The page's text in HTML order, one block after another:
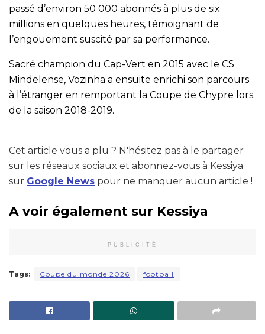
passé d’environ 50 000 abonnés à plus de six
millions en quelques heures, témoignant de
l’engouement suscité par sa performance.
Sacré champion du Cap-Vert en 2015 avec le CS
Mindelense, Vozinha a ensuite enrichi son parcours
à l’étranger en remportant la Coupe de Chypre lors
de la saison 2018-2019.
Cet article vous a plu ? N'hésitez pas à le partager
sur les réseaux sociaux et abonnez-vous à Kessiya
sur Google News pour ne manquer aucun article !
A voir également sur Kessiya
PUBLICITÉ
Tags: Coupe du monde 2026 football